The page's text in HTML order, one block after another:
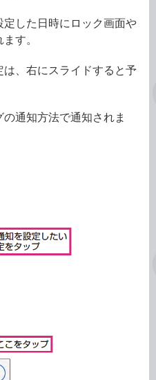
した日時にロック画面や
す。
、右にスライドすると予
通知方法で通知されま